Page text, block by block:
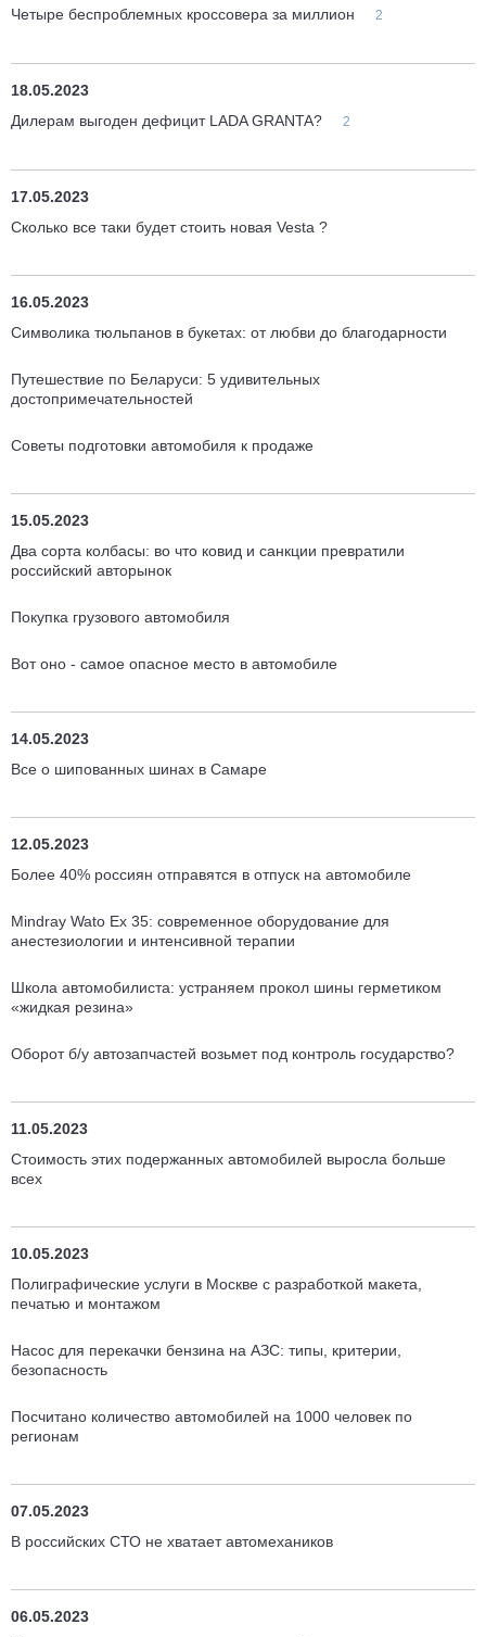
Четыре беспроблемных кроссовера за миллион 2
18.05.2023
Дилерам выгоден дефицит LADA GRANTA?
2
17.05.2023
Сколько все таки будет стоить новая Vesta ?
16.05.2023
Символика тюльпанов в букетах: от любви до благодарности
Путешествие по Беларуси: 5 удивительных
достопримечательностей
Советы подготовки автомобиля к продаже
15.05.2023
Два сорта колбасы: во что ковид и санкции превратили
российский авторынок
Покупка грузового автомобиля
Вот оно - самое опасное место в автомобиле
14.05.2023
Все о шипованных шинах в Самаре
12.05.2023
Более 40% россиян отправятся в отпуск на автомобиле
Mindray Wato Ex 35: современное оборудование для
анестезиологии и интенсивной терапии
Школа автомобилиста: устраняем прокол шины герметиком
«жидкая резина»
Оборот б/у автозапчастей возьмет под контроль государство?
11.05.2023
Стоимость этих подержанных автомобилей выросла больше
всех
10.05.2023
Полиграфические услуги в Москве с разработкой макета,
печатью и монтажом
Насос для перекачки бензина на АЗС: типы, критерии,
безопасность
Посчитано количество автомобилей на 1000 человек по
регионам
07.05.2023
В российских СТО не хватает автомехаников
06.05.2023